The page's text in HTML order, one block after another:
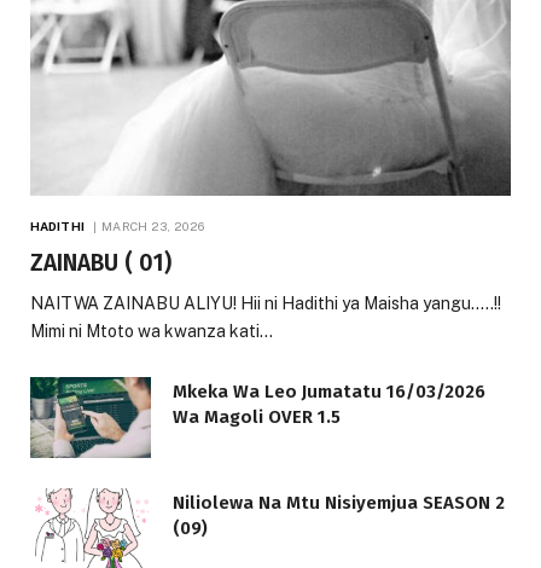
HADITHI MARCH 23, 2026
ZAINABU ( 01)
NAITWA ZAINABU ALIYU! Hii ni Hadithi ya Maisha yangu…..!!
Mimi ni Mtoto wa kwanza kati…
Mkeka Wa Leo Jumatatu 16/03/2026
Wa Magoli OVER 1.5
Niliolewa Na Mtu Nisiyemjua SEASON 2
(09)